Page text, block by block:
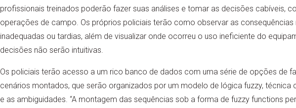
profissionais treinados poderão fazer suas análises e tomar as decisões cabíveis,
operações de campo. Os próprios policiais terão como observar as consequências
inadequadas ou tardias, além de visualizar onde ocorreu o uso ineficiente do
decisões não serão intuitivas.
Os policiais terão acesso a um rico banco de dados com uma série de opções de
cenários montados, que serão organizados por um modelo de lógica fuzzy, técnica
e as ambiguidades. “A montagem das sequências sob a forma de fuzzy functions